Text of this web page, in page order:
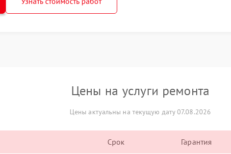
Цены на услуги ремонта
Цены актуальны на текущую дату 07.08.2026
Срок Гарантия